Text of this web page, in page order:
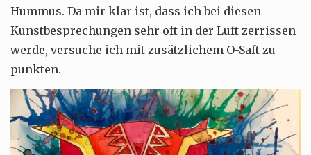
Hummus. Da mir klar ist, dass ich bei diesen
Kunstbesprechungen sehr oft in der Luft zerrissen
werde, versuche ich mit zusätzlichem O-Saft zu
punkten.